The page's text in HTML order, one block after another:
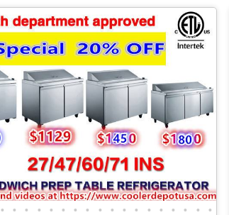
• • • • • • • • • • • • • • • • • •